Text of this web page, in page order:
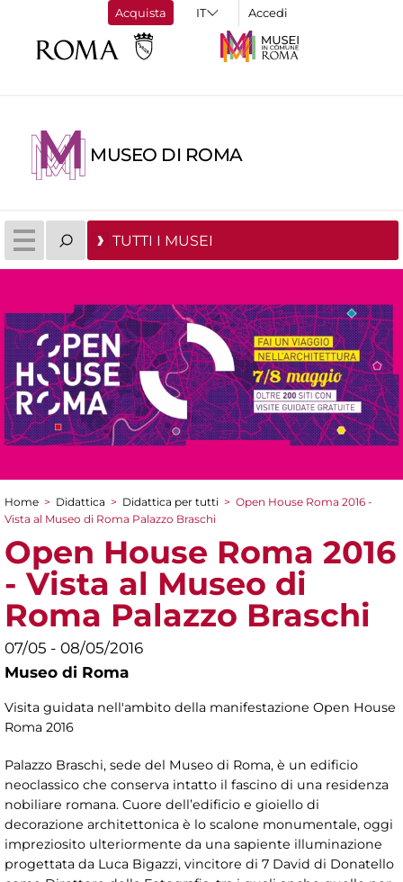
Acquista Accedi
MUSEO DI ROMA
TUTTI I MUSEI
Tu sei qui
Home > Didattica > Didattica per tutti > Open House Roma 2016 -
Vista al Museo di Roma Palazzo Braschi
Open House Roma 2016
- Vista al Museo di
Roma Palazzo Braschi
07/05 - 08/05/2016
Museo di Roma
Visita guidata nell'ambito della manifestazione Open House
Roma 2016
Palazzo Braschi, sede del Museo di Roma, è un edificio
neoclassico che conserva intatto il fascino di una residenza
nobiliare romana. Cuore dell’edificio e gioiello di
decorazione architettonica è lo scalone monumentale, oggi
impreziosito ulteriormente da una sapiente illuminazione
progettata da Luca Bigazzi, vincitore di 7 David di Donatello